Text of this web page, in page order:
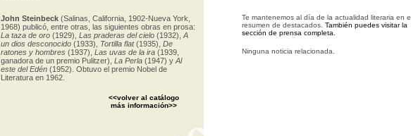
Te mantenemos al día de la actualidad literaria en
resumen de destacados. También puedes visitar la
sección de prensa completa.
Ninguna noticia relacionada.
John Steinbeck(Salinas, California, 1902-Nueva York,
1968) publicó, entre otras, las siguientes obras en prosa:
La taza de oro(1929), Las praderas del cielo(1932), A
un dios desconocido(1933), Tortilla flat(1935), De
ratones y hombres(1937), Las uvas de la ira(1939,
ganadora de un premio Pulitzer), La Perla(1947) y Al
este del Edén(1952). Obtuvo el premio Nobel de
Literatura en 1962.
<<volver al catálogo
más información>>